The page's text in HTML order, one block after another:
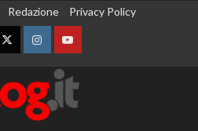
Redazione Privacy Policy
TwitterInstagramYouTube
prima visita
Bragetti in vacanza da sola:
la relazione con Alessio Pilli
Gregoraci incontra la
in Costa Smeralda: momenti